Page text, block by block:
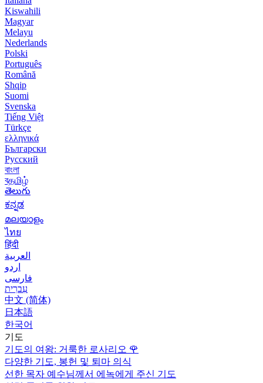
Kiswahili
Magyar
Melayu
Nederlands
Polski
Português
Română
Shqip
Suomi
Svenska
Tiếng Việt
Türkçe
ελληνικά
Български
Русский
বাংলা
বதமிழ்
తెలుగు
ಕನ್ನಡ
മലയാളം
ไทย
हिंदी
العربية
اردو
فارسی
עִברִית
中文 (简体)
日本語
한국어
기도
기도의 여왕: 거룩한 로사리오 🌹
다양한 기도, 봉헌 및 퇴마 의식
선한 목자 예수님께서 에녹에게 주신 기도